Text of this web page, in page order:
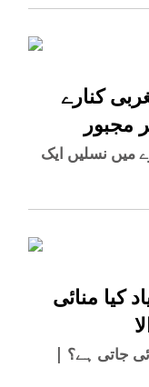
مغربی کنارے
مجبور
میں نسلیں ایک
کیا منائی
جاتی ہے؟ |